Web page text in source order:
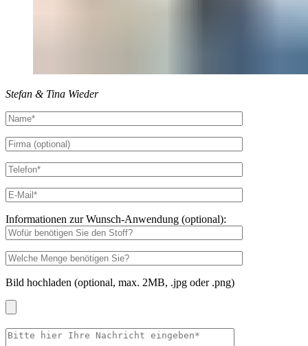
Stefan & Tina Wieder
Informationen zur Wunsch-Anwendung (optional):
Bild hochladen (optional, max. 2MB, .jpg oder .png)